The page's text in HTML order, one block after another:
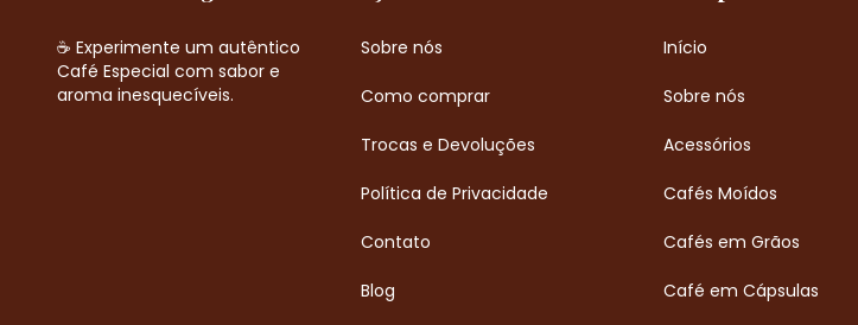
☕ Experimente um autêntico
Café Especial com sabor e
aroma inesquecíveis.
Sobre nós
Como comprar
Trocas e Devoluções
Política de Privacidade
Contato
Blog
Início
Sobre nós
Acessórios
Cafés Moídos
Cafés em Grãos
Café em Cápsulas